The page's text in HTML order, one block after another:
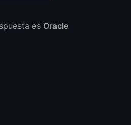
es Oracle